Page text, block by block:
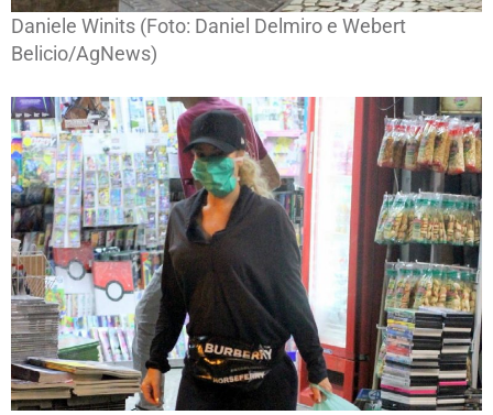
Daniele Winits (Foto: Daniel Delmiro e Webert
Belicio/AgNews)